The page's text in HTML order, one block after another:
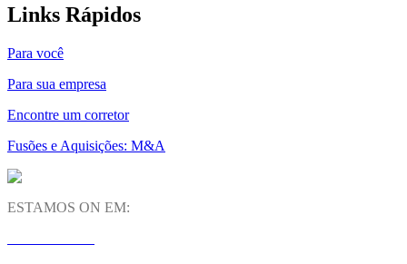
Links Rápidos
Para você
Para sua empresa
Encontre um corretor
Fusões e Aquisições: M&A
ESTAMOS ON EM: